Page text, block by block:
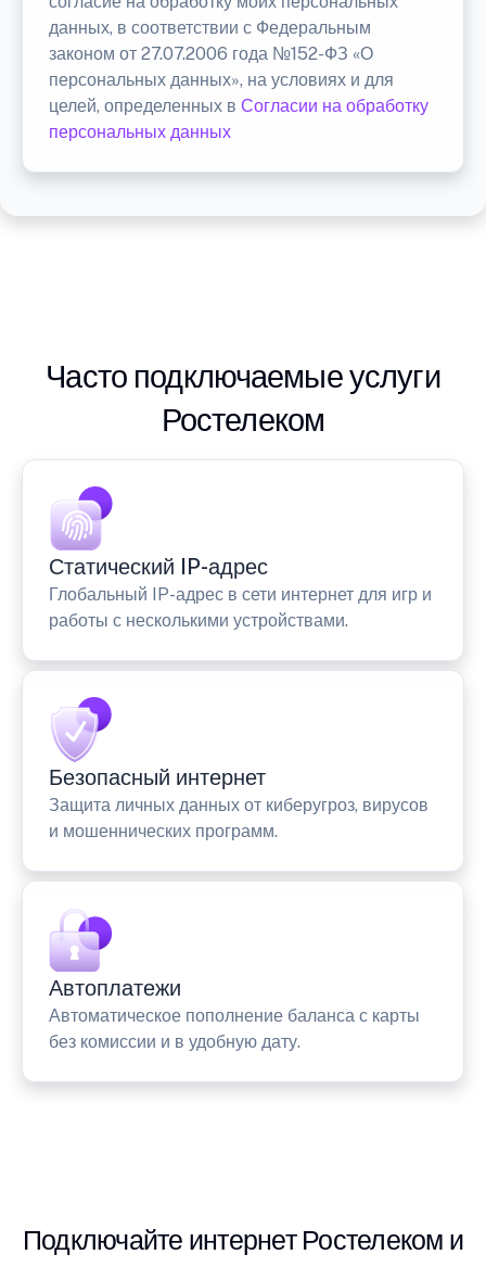
данных, в соответствии с Федеральным
законом от 27.07.2006 года №152-ФЗ «О
персональных данных», на условиях и для
целей, определенных в Согласии на обработку
персональных данных
Часто подключаемые услуги
Ростелеком
Статический IP-адрес
Глобальный IP-адрес в сети интернет для игр и
работы с несколькими устройствами.
Безопасный интернет
Защита личных данных от киберугроз, вирусов
и мошеннических программ.
Автоплатежи
Автоматическое пополнение баланса с карты
без комиссии и в удобную дату.
Подключайте интернет Ростелеком и